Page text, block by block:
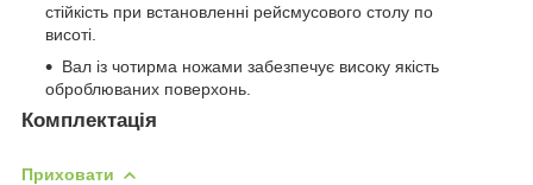
стійкість при встановленні рейсмусового столу по
висоті.
Вал із чотирма ножами забезпечує високу якість
оброблюваних поверхонь.
Комплектація
Приховати